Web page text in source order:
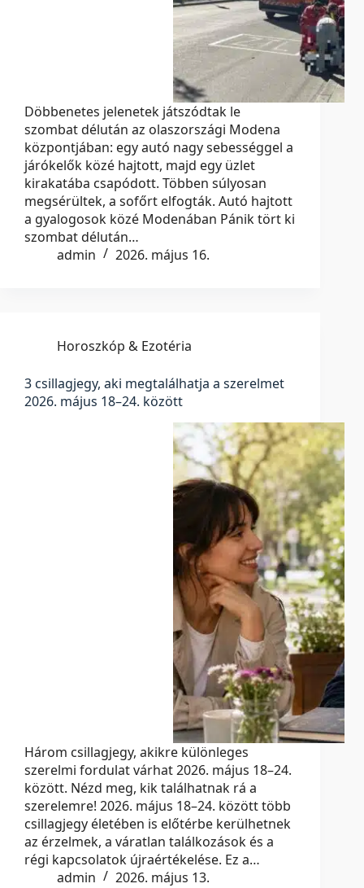
Döbbenetes jelenetek játszódtak le
szombat délután az olaszországi Modena
központjában: egy autó nagy sebességgel a
járókelők közé hajtott, majd egy üzlet
kirakatába csapódott. Többen súlyosan
megsérültek, a sofőrt elfogták. Autó hajtott
a gyalogosok közé Modenában Pánik tört ki
szombat délután…
admin
2026. május 16.
Horoszkóp & Ezotéria
3 csillagjegy, aki megtalálhatja a szerelmet
2026. május 18–24. között
Három csillagjegy, akikre különleges
szerelmi fordulat várhat 2026. május 18–24.
között. Nézd meg, kik találhatnak rá a
szerelemre! 2026. május 18–24. között több
csillagjegy életében is előtérbe kerülhetnek
az érzelmek, a váratlan találkozások és a
régi kapcsolatok újraértékelése. Ez a…
admin
2026. május 13.